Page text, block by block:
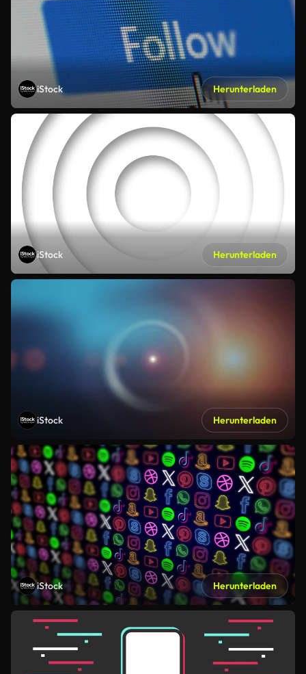
iStock Herunterladen
iStock Herunterladen
iStock Herunterladen
iStock Herunterladen